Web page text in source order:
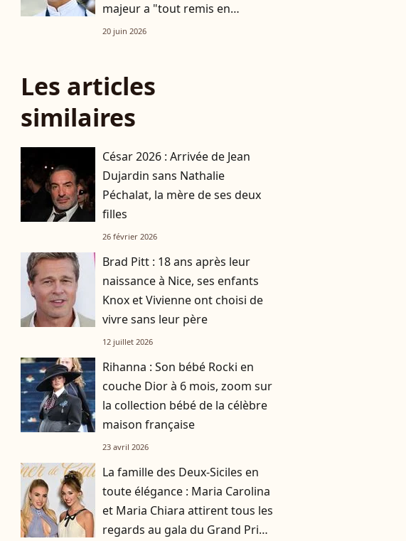
majeur a "tout remis en
question"
20 juin 2026
Les articles
similaires
César 2026 : Arrivée de Jean
Dujardin sans Nathalie
Péchalat, la mère de ses deux
filles
26 février 2026
Brad Pitt : 18 ans après leur
naissance à Nice, ses enfants
Knox et Vivienne ont choisi de
vivre sans leur père
12 juillet 2026
Rihanna : Son bébé Rocki en
couche Dior à 6 mois, zoom sur
la collection bébé de la célèbre
maison française
23 avril 2026
La famille des Deux-Siciles en
toute élégance : Maria Carolina
et Maria Chiara attirent tous les
regards au gala du Grand Prix